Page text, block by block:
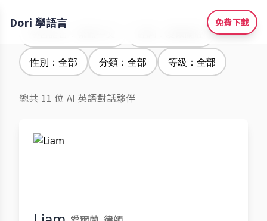
Dori 學語言 免費下載
性別：全部 分類：全部 等級：全部
總共 11 位 AI 英語對話夥伴